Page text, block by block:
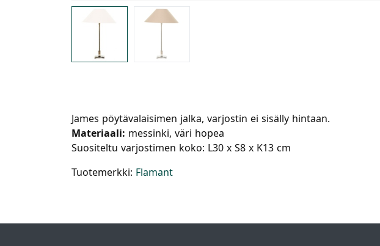
James pöytävalaisimen jalka, varjostin ei sisälly hintaan.
Materiaali: messinki, väri hopea
Suositeltu varjostimen koko: L30 x S8 x K13 cm
Tuotemerkki: Flamant